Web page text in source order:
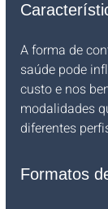
A forma de
saúde pode
custo e nos
modalidades
diferentes
Formatos